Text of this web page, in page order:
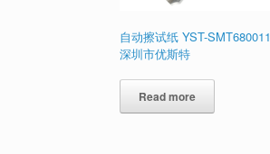
自动擦试纸 YST-SMT680011
深圳市优斯特
Read more